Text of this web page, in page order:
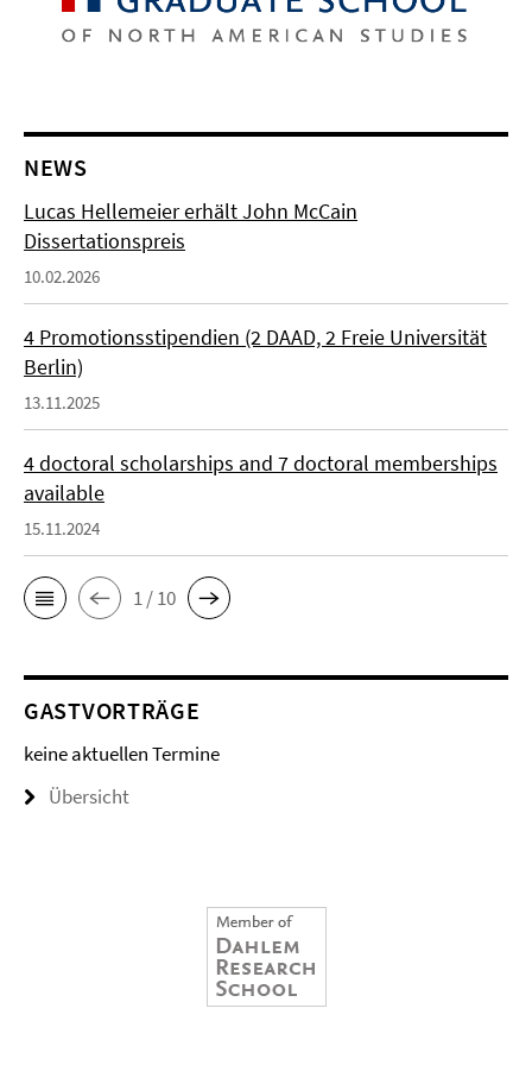
NEWS
Lucas Hellemeier erhält John McCain
Dissertationspreis
10.02.2026
4 Promotionsstipendien (2 DAAD, 2 Freie Universität
Berlin)
13.11.2025
4 doctoral scholarships and 7 doctoral memberships
available
15.11.2024
1 / 10
GASTVORTRÄGE
keine aktuellen Termine
Übersicht